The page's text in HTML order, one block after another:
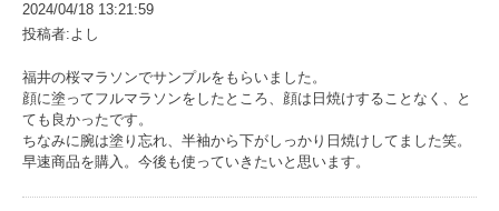
2024/04/18 13:21:59
投稿者:よし
福井の桜マラソンでサンプルをもらいました。
顔に塗ってフルマラソンをしたところ、顔は日焼けすることなく、と
ても良かったです。
ちなみに腕は塗り忘れ、半袖から下がしっかり日焼けしてました笑。
早速商品を購入。今後も使っていきたいと思います。